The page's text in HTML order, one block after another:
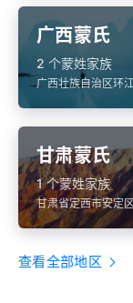
广西蒙氏
2 个蒙姓家族
广西壮族自治区环
甘肃蒙氏
1 个蒙姓家族
甘肃省定西市安定
查看全部地区